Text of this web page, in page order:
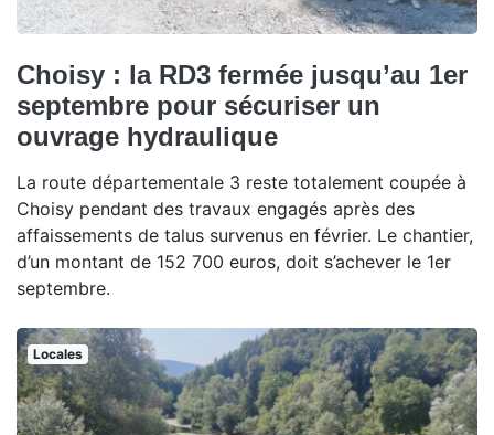
Choisy : la RD3 fermée jusqu’au 1er
septembre pour sécuriser un
ouvrage hydraulique
La route départementale 3 reste totalement coupée à
Choisy pendant des travaux engagés après des
affaissements de talus survenus en février. Le chantier,
d’un montant de 152 700 euros, doit s’achever le 1er
septembre.
Locales